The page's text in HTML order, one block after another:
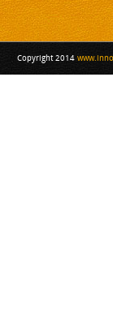
Copyright 2014